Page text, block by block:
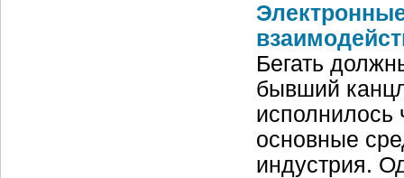
Бегать
бывший
исполнилось
основные
индустрия.